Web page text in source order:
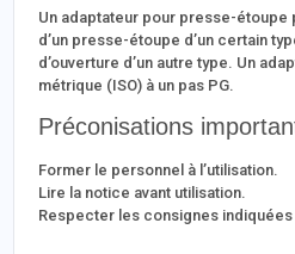
Un adaptateur pour presse-
d’un presse-étoupe d’un certain
d’ouverture d’un autre type. Un
métrique (ISO) à un pas PG.
Préconisations
Former le personnel à l’utilisation.
Lire la notice avant utilisation.
Respecter les consignes indiquées